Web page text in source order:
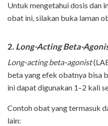
Untuk mengetahui dosis dan
obat ini, silakan buka laman
2.Long-Acting Beta-
Long-acting beta-agonist
beta yang efek obatnya bisa
ini dapat digunakan 1–2 kali
Contoh obat yang termasuk
lain: